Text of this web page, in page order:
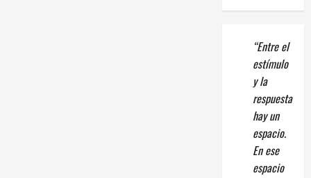
“Entre el
estímulo
y la
respuesta
hay un
espacio.
En ese
espacio